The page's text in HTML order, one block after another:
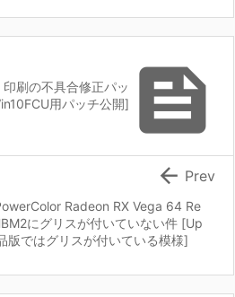

刷の不具合修正パッ
用パッチ公開]
Radeon RX Vega 64 Re
にグリスが付いていない件 [Up
版ではグリスが付いている模様]
 Prev